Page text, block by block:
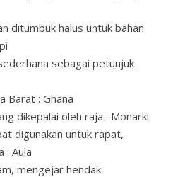
ditumbuk halus untuk bahan
sebagai petunjuk
Barat : Ghana
dikepalai oleh raja : Monarki
digunakan untuk rapat,
: Aula
mengejar hendak